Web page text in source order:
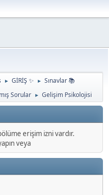
► GİRİŞ ✨ ► Sınavlar 📚
Sorular ► Gelişim Psikolojisi
erişim izni vardır.
veya